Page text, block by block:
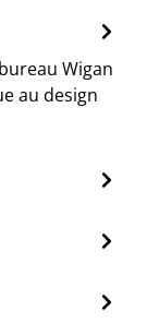
Wigan
au design